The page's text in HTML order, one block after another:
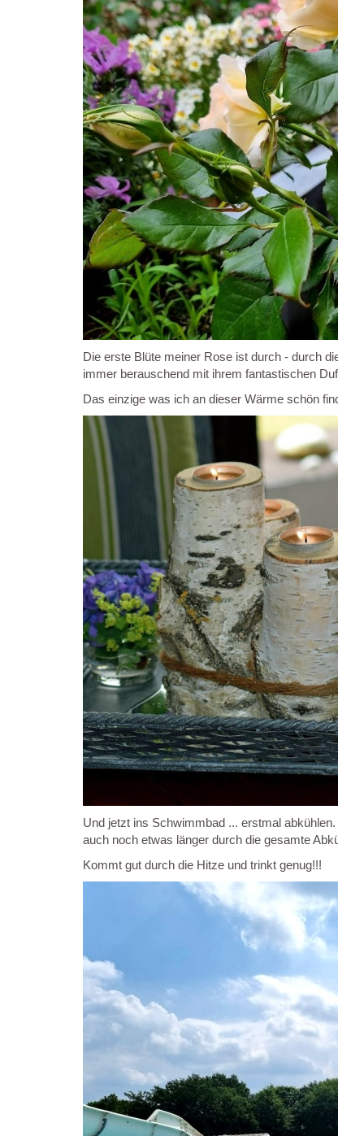
Die erste Blüte meiner Rose ist durch - durch
immer berauschend mit ihrem fantastischen
Das einzige was ich an dieser Wärme schön
Und jetzt ins Schwimmbad ... erstmal
auch noch etwas länger durch die gesamte
Kommt gut durch die Hitze und trinkt genug!!!